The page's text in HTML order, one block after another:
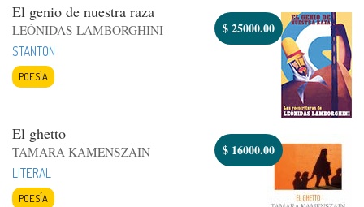
El genio de nuestra raza
LEÓNIDAS LAMBORGHINI
STANTON
POESÍA
$25000.00
El ghetto
TAMARA KAMENSZAIN
LITERAL
POESÍA
$ 16000.00